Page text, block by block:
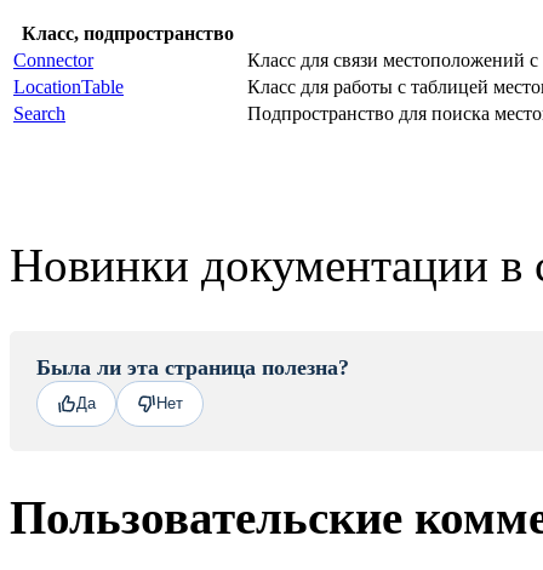
Класс, подпространство
Connector
Класс для связи местоположений
LocationTable
Класс для работы с таблицей
Search
Подпространство для поиска
Новинки документации в
Была ли эта страница полезна?
Да Нет
Пользовательские